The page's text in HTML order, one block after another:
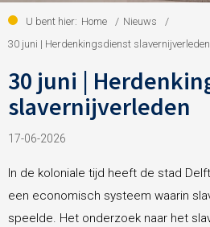
Nieuws
Agenda
Onze gemeenschappen
U bent hier: Home / Nieuws
/
30 juni | Herdenkingsdienst slavernijverleden
30 juni |
slavernijverleden
17-06-2026
In de koloniale tijd heeft de stad
een economisch systeem waarin
speelde. Het onderzoek naar het